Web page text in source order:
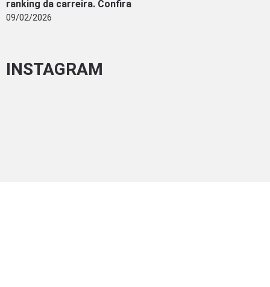
ranking da carreira. Confira
09/02/2026
INSTAGRAM